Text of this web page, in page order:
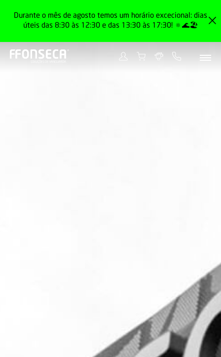
Durante o mês de agosto temos um horário excecional: dias
úteis das 8:30 às 12:30 e das 13:30 às 17:30! 🔅🌊🏖️